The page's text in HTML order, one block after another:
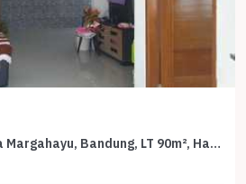
Rumah Nyaman di Area Margahayu, Bandung, LT 90m², Harga 499 Juta